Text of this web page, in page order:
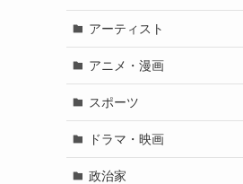
アーティスト
アニメ・漫画
スポーツ
ドラマ・映画
政治家